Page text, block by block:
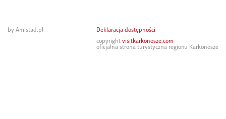
by Amistad.pl
Deklaracja dostępności
copyright visitkarkonosze.com
oficjalna strona turystyczna regionu Karkonosze